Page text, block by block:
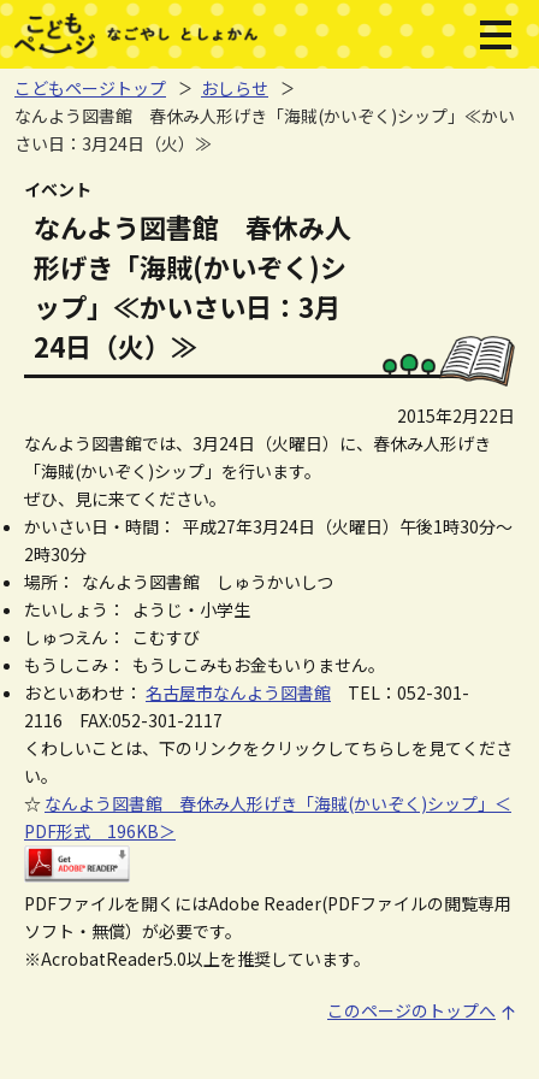
ページの先頭です。
本文へジャンプする。
メニ
こどもページトップ
おしらせ
なんよう図書館 春休み人形げき「海賊(かいぞく)シップ」≪かい
さい日：3月24日（火）≫
ここから本文です。
イベント
なんよう図書館 春休み人
形げき「海賊(かいぞく)シ
ップ」≪かいさい日：3月
24日（火）≫
2015年2月22日
なんよう図書館では、3月24日（火曜日）に、春休み人形げき
「海賊(かいぞく)シップ」を行います。
ぜひ、見に来てください。
かいさい日・時間： 平成27年3月24日（火曜日）午後1時30分～
2時30分
場所： なんよう図書館 しゅうかいしつ
たいしょう： ようじ・小学生
しゅつえん： こむすび
もうしこみ： もうしこみもお金もいりません。
おといあわせ： 名古屋市なんよう図書館 TEL：052-301-
2116 FAX:052-301-2117
くわしいことは、下のリンクをクリックしてちらしを見てくださ
い。
☆ なんよう図書館 春休み人形げき「海賊(かいぞく)シップ」＜
PDF形式 196KB＞
PDFファイルを開くにはAdobe Reader(PDFファイルの閲覧専用
ソフト・無償）が必要です。
※AcrobatReader5.0以上を推奨しています。
このページのトップへ